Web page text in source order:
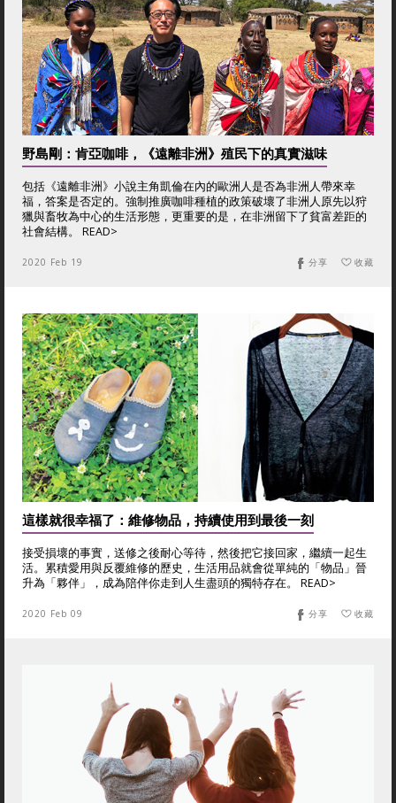
野島剛：肯亞咖啡，《遠離非洲》殖民下的真實滋味
包括《遠離非洲》小說主角凱倫在內的歐洲人是否為非洲人帶來幸
福，答案是否定的。強制推廣咖啡種植的政策破壞了非洲人原先以狩
獵與畜牧為中心的生活形態，更重要的是，在非洲留下了貧富差距的
社會結構。 READ>
2020 Feb 19 收藏
分享
這樣就很幸福了：維修物品，持續使用到最後一刻
接受損壞的事實，送修之後耐心等待，然後把它接回家，繼續一起生
活。累積愛用與反覆維修的歷史，生活用品就會從單純的「物品」晉
升為「夥伴」，成為陪伴你走到人生盡頭的獨特存在。 READ>
2020 Feb 09 收藏
分享